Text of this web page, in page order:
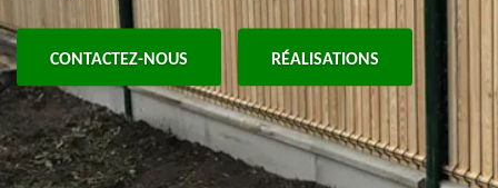
CONTACTEZ-NOUS RÉALISATIONS